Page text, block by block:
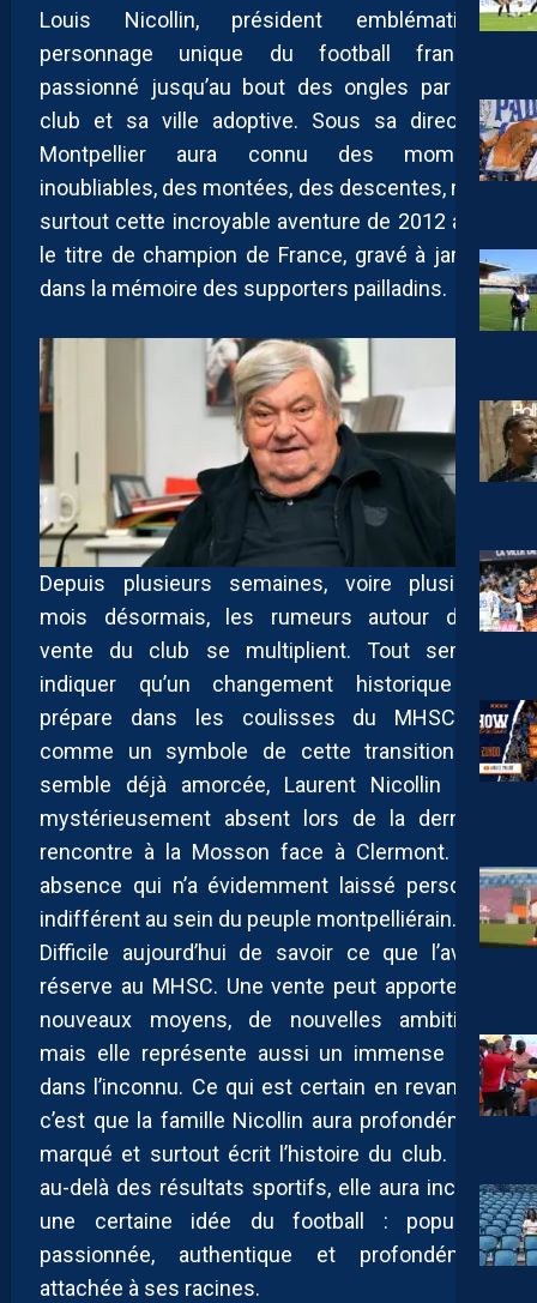
Louis Nicollin, président emblématique,
personnage unique du football français,
passionné jusqu’au bout des ongles par son
club et sa ville adoptive. Sous sa direction,
Montpellier aura connu des moments
inoubliables, des montées, des descentes, mais
surtout cette incroyable aventure de 2012 avec
le titre de champion de France, gravé à jamais
dans la mémoire des supporters pailladins.
Depuis plusieurs semaines, voire plusieurs
mois désormais, les rumeurs autour d’une
vente du club se multiplient. Tout semble
indiquer qu’un changement historique se
prépare dans les coulisses du MHSC. Et
comme un symbole de cette transition qui
semble déjà amorcée, Laurent Nicollin était
mystérieusement absent lors de la dernière
rencontre à la Mosson face à Clermont. Une
absence qui n’a évidemment laissé personne
indifférent au sein du peuple montpelliérain.
Difficile aujourd’hui de savoir ce que l’avenir
réserve au MHSC. Une vente peut apporter de
nouveaux moyens, de nouvelles ambitions,
mais elle représente aussi un immense saut
dans l’inconnu. Ce qui est certain en revanche,
c’est que la famille Nicollin aura profondément
marqué et surtout écrit l’histoire du club. Bien
au-delà des résultats sportifs, elle aura incarné
une certaine idée du football : populaire,
passionnée, authentique et profondément
attachée à ses racines.